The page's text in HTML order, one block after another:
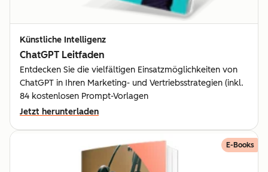
Künstliche Intelligenz
ChatGPT Leitfaden
Entdecken Sie die vielfältigen Einsatzmöglichkeiten von
ChatGPT in Ihren Marketing- und Vertriebsstrategien (inkl.
84 kostenlosen Prompt-Vorlagen
Jetzt herunterladen
E-Books